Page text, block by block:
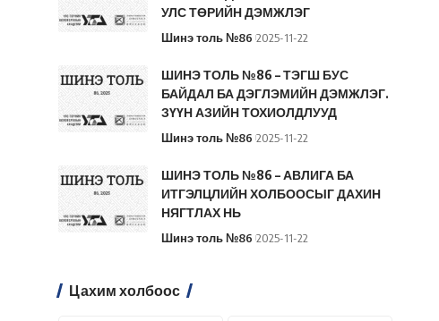
УЛС ТӨРИЙН ДЭМЖЛЭГ
Шинэ толь №86 2025-11-22
ШИНЭ ТОЛЬ №86 – ТЭГШ БУС
БАЙДАЛ БА ДЭГЛЭМИЙН ДЭМЖЛЭГ.
ЗҮҮН АЗИЙН ТОХИОЛДЛУУД
Шинэ толь №86 2025-11-22
ШИНЭ ТОЛЬ №86 – АВЛИГА БА
ИТГЭЛЦЛИЙН ХОЛБООСЫГ ДАХИН
НЯГТЛАХ НЬ
Шинэ толь №86 2025-11-22
Цахим холбоос